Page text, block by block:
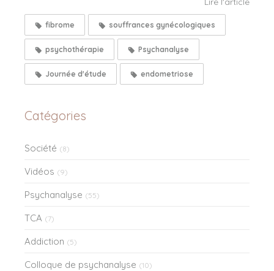
fibrome souffrances gynécologiques
psychothérapie Psychanalyse
Journée d'étude endometriose
Catégories
Société (8)
Vidéos (9)
Psychanalyse (55)
TCA (7)
Addiction (5)
Colloque de psychanalyse (10)